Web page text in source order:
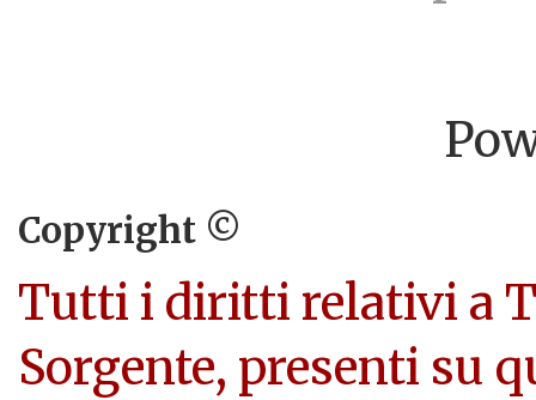
Copyright ©
Tutti i diritti relativi a
Sorgente, presenti su